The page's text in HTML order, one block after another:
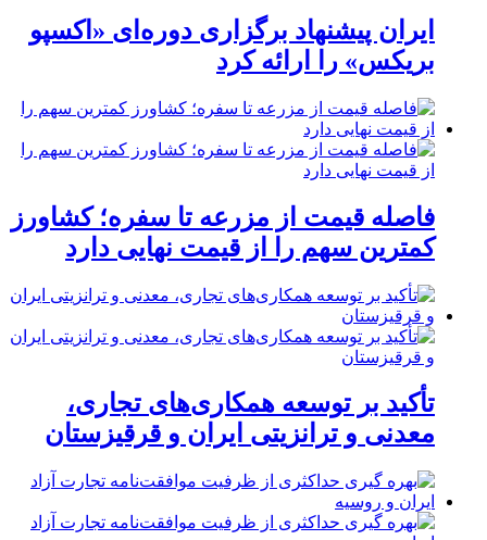
ایران پیشنهاد برگزاری دوره‌ای «اکسپو
بریکس» را ارائه کرد
فاصله قیمت از مزرعه تا سفره؛ کشاورز
کمترین سهم را از قیمت نهایی دارد
تأکید بر توسعه همکاری‌های تجاری،
معدنی و ترانزیتی ایران و قرقیزستان